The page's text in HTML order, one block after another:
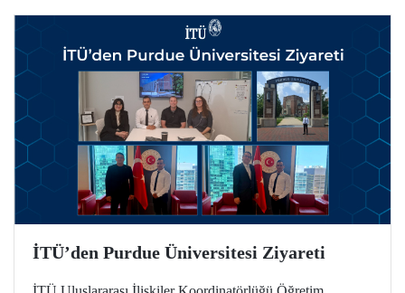
İTÜ’den Purdue Üniversitesi Ziyareti